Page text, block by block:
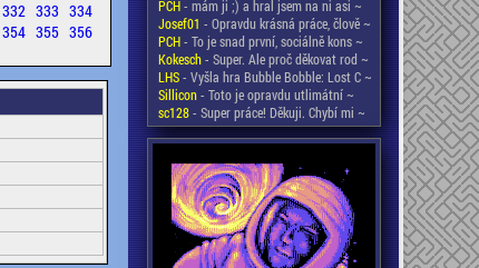
332 333 334
354 355 356
PCH- mám ji ;) a hral jsem na ni asi ~
Josef01 - Opravdu krásná práce, člově ~
PCH- To je snad první, sociálně kons ~
Kokesch- Super. Ale proč děkovat rod ~
LHS- Vyšla hra Bubble Bobble: Lost C ~
Sillicon- Toto je opravdu utlimátní ~
sc128- Super práce! Děkuji. Chybí mi ~